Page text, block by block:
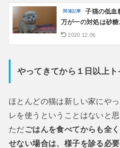
子猫の低血
万が一の対処は砂糖
2020.12.06
やってきてから１日以上
ほとんどの猫は新しい家にや
レを使うということはないと思
ただごはんを食べてからも全
せない場合は、様子を診る必